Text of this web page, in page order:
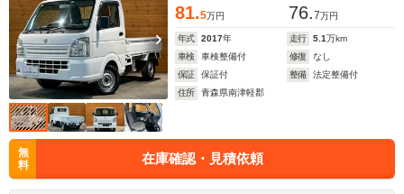
81.5万円 76.7万円
年式 2017年 走行 5.1万km
車検
車検整備付 修復
なし
保証
保証付 整備
法定整備付
住所
青森県南津軽郡
無
料
在庫確認・見積依頼